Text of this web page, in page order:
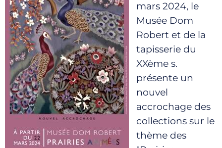
mars 2024, le
Musée Dom
Robert et de la
tapisserie du
XXème s.
présente un
nouvel
accrochage des
collections sur le
thème des